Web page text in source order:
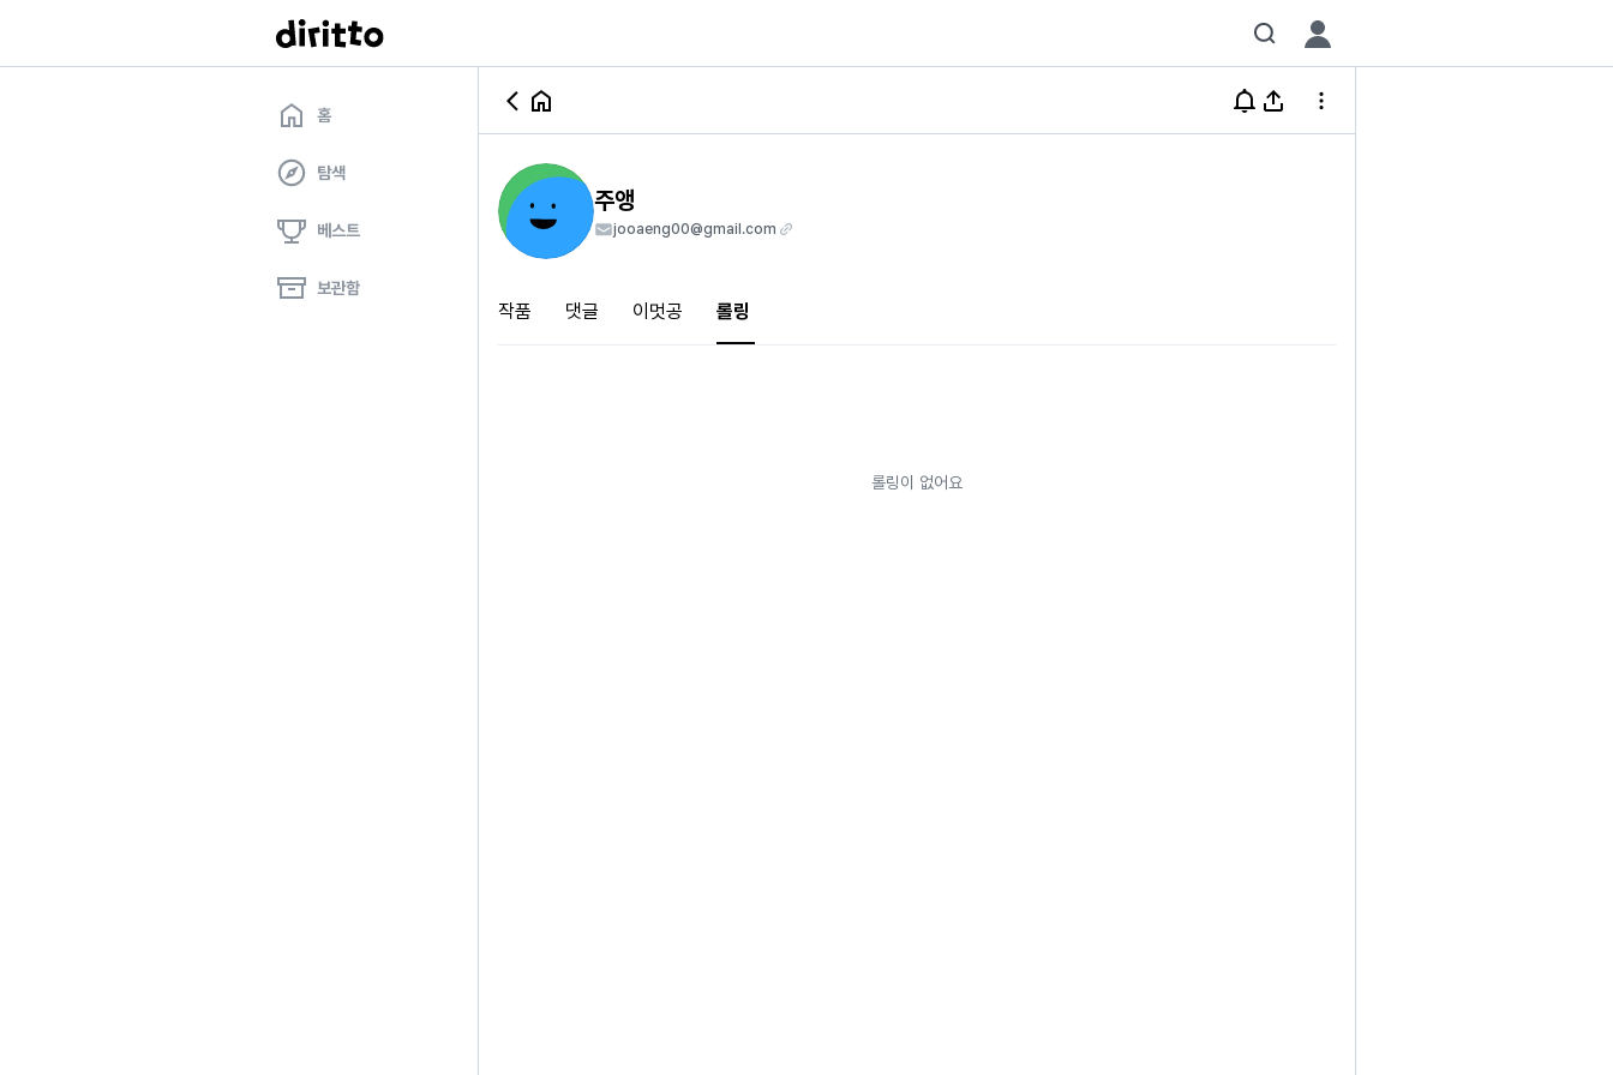
홈
탐색
베스트
보관함
주앵
jooaeng00@gmail.com
작품 댓글 이멋공 롤링
롤링이 없어요